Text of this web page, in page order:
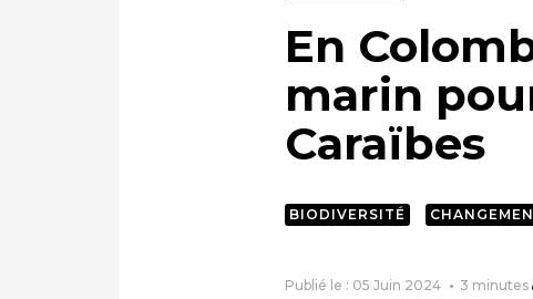
En
marin
Caraïbes
BIODIVERSITÉ
Publié le : 05 Juin 2024 3 minutes